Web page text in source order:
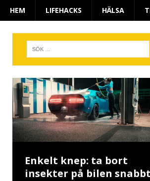
HEM LIFEHACKS HÄLSA
Enkelt knep: ta bort
insekter på bilen snabbt